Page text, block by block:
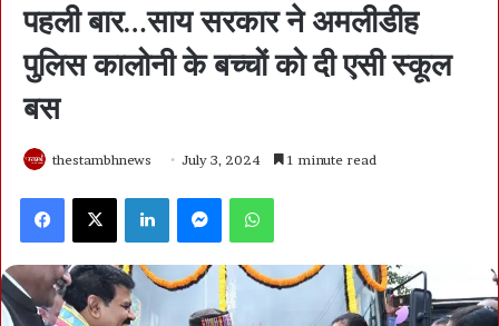
पहली बार…साय सरकार ने अमलीडीह
पुलिस कालोनी के बच्चों को दी एसी स्कूल
बस
thestambhnews July 3, 2024 1 minute read
Facebook X LinkedIn